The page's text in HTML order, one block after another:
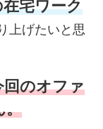
宅ワーク
上げたいと思
のオファ
。